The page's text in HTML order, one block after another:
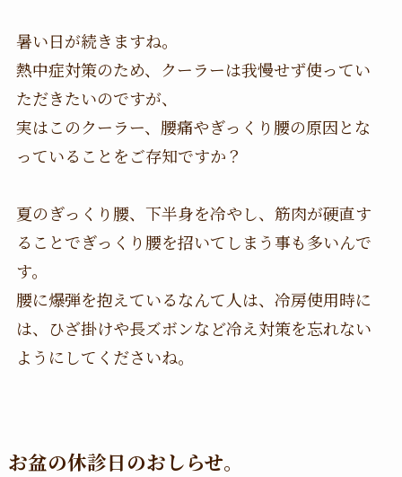
暑い日が続きますね。
熱中症対策のため、クーラーは我慢せず使ってい
ただきたいのですが、
実はこのクーラー、腰痛やぎっくり腰の原因とな
っていることをご存知ですか？
夏のぎっくり腰、下半身を冷やし、筋肉が硬直す
ることでぎっくり腰を招いてしまう事も多いんで
す。
腰に爆弾を抱えているなんて人は、冷房使用時に
は、ひざ掛けや長ズボンなど冷え対策を忘れない
ようにしてくださいね。
お盆の休診日のおしらせ。